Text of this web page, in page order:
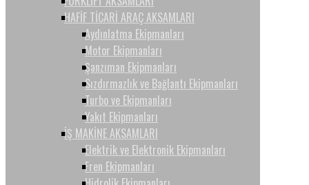
HAFİF TİCARİ ARAÇ AKSAMLARI
Aydınlatma Ekipmanları
Motor Ekipmanları
Şanzıman Ekipmanları
Sızdırmazlık ve Bağlantı Ekipmanları
Turbo ve Ekipmanları
Yakıt Ekipmanları
İŞ MAKİNE AKSAMLARI
Elektrik ve Elektronik Ekipmanları
Fren Ekipmanları